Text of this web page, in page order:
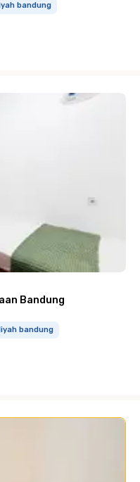
bandung
Bandung
bandung